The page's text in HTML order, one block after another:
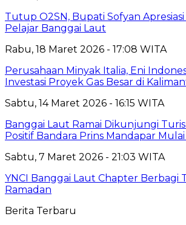
Tutup O2SN, Bupati Sofyan
Pelajar Banggai Laut
Rabu, 18 Maret 2026 - 17:08 WITA
Perusahaan Minyak Italia, Eni
Investasi Proyek Gas Besar di
Sabtu, 14 Maret 2026 - 16:15 WITA
Banggai Laut Ramai Dikunjungi
Positif Bandara Prins Mandapar Mulai
Sabtu, 7 Maret 2026 - 21:03 WITA
YNCI Banggai Laut Chapter Berbagi
Ramadan
Berita Terbaru